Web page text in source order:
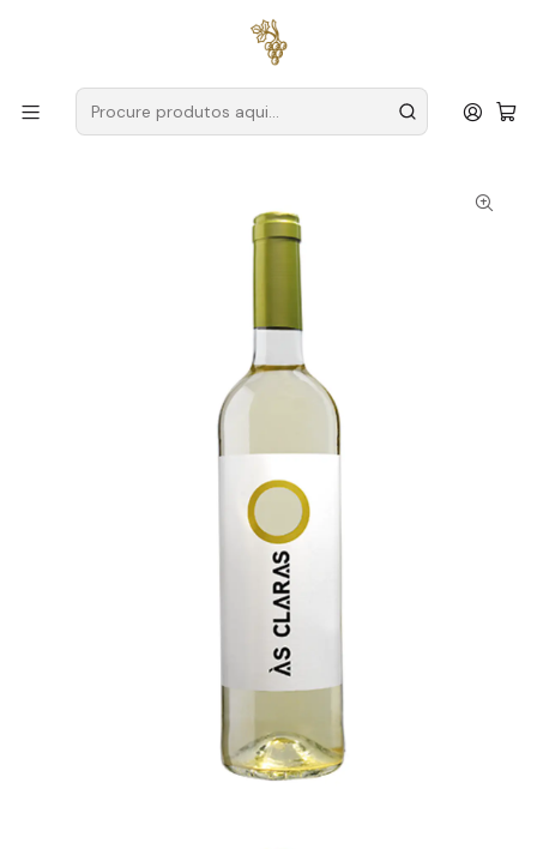
para encomendas a partir de
Produtores Algarve
João Clara
João Clara Às Claras 2024 Algarve Branco 75cl